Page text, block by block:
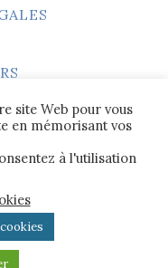
tous droits
site Web pour vous
en mémorisant vos
à l'utilisation